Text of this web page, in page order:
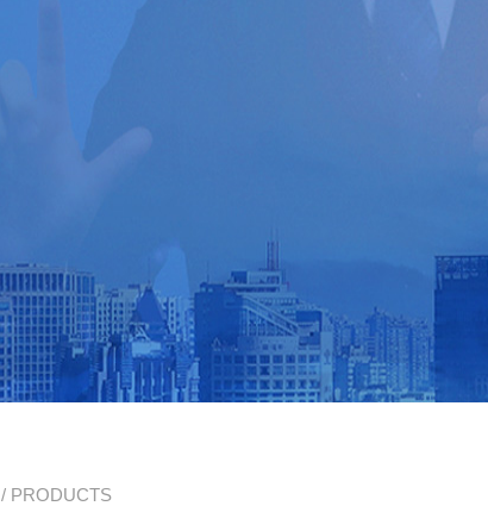
/ PRODUCTS